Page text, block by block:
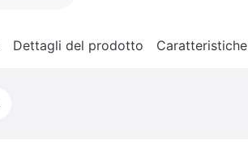
Dettagli del prodotto Caratteristiche